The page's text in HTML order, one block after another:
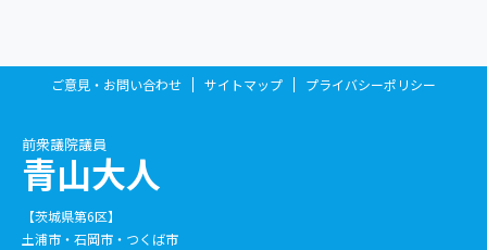
前衆議院議員
青山大人
【茨城県第6区】
土浦市・石岡市・つくば市
ご意見・お問い合わせ サイトマップ プライバシーポリシー